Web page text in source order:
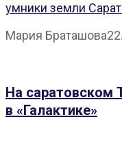
умники земли
Мария Браташова
На саратовском
в «Галактике»